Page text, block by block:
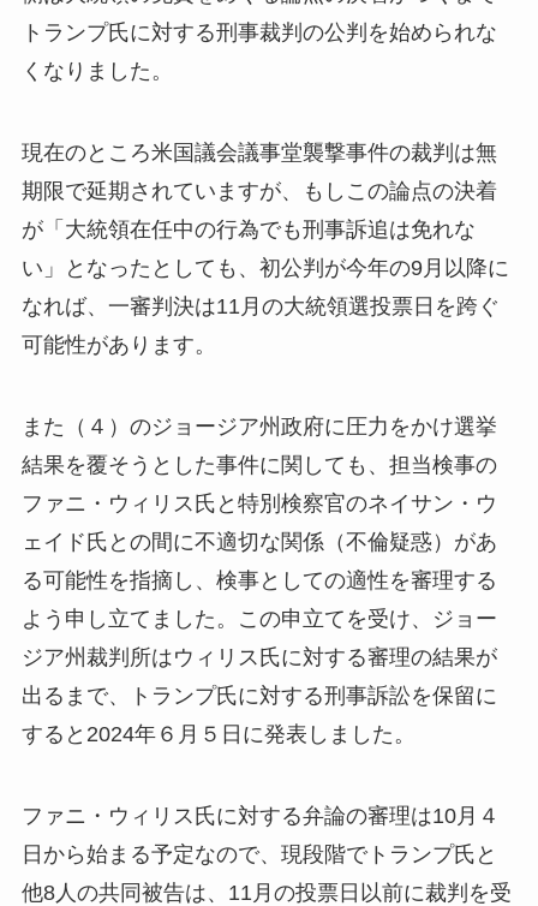
トランプ氏に対する刑事裁判の公判を始められな
くなりました。
現在のところ米国議会議事堂襲撃事件の裁判は無
期限で延期されていますが、もしこの論点の決着
が「大統領在任中の行為でも刑事訴追は免れな
い」となったとしても、初公判が今年の9月以降に
なれば、一審判決は11月の大統領選投票日を跨ぐ
可能性があります。
また（４）のジョージア州政府に圧力をかけ選挙
結果を覆そうとした事件に関しても、担当検事の
ファニ・ウィリス氏と特別検察官のネイサン・ウ
ェイド氏との間に不適切な関係（不倫疑惑）があ
る可能性を指摘し、検事としての適性を審理する
よう申し立てました。この申立てを受け、ジョー
ジア州裁判所はウィリス氏に対する審理の結果が
出るまで、トランプ氏に対する刑事訴訟を保留に
すると2024年６月５日に発表しました。
ファニ・ウィリス氏に対する弁論の審理は10月４
日から始まる予定なので、現段階でトランプ氏と
他8人の共同被告は、11月の投票日以前に裁判を受